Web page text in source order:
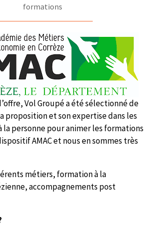
formations
Vol Groupé a été sélectionné de
proposition et son expertise dans les
la personne pour animer les formations
AMAC et nous en sommes très
métiers, formation à la
accompagnements post